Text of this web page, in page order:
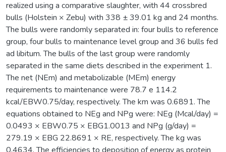
realized using a comparative slaughter, with 44 crossbred
bulls (Holstein × Zebu) with 338 ± 39.01 kg and 24 months.
The bulls were randomly separated in: four bulls to reference
group, four bulls to maintenance level group and 36 bulls fed
ad libitum. The bulls of the last group were randomly
separated in the same diets described in the experiment 1.
The net (NEm) and metabolizable (MEm) energy
requirements to maintenance were 78.7 e 114.2
kcal/EBW0.75/day, respectively. The km was 0.6891. The
equations obtained to NEg and NPg were: NEg (Mcal/day) =
0.0493 × EBW0.75 × EBG1.0013 and NPg (g/day) =
279.19 × EBG 22.8691 × RE, respectively. The kg was